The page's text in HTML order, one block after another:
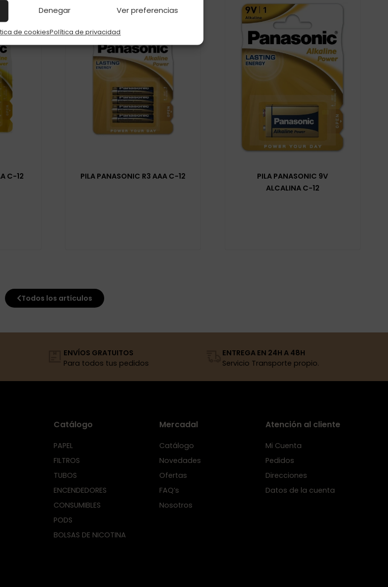
Denegar Ver preferencias
de cookiesPolítica de privacidad
C-12 PILA PANASONIC R3 AAA C-12
PILA PANASONIC 9V
ALCALINA C-12
Todos los artículos
ENVÍOS GRATUITOS
Para todos tus pedidos
ENTREGA EN 24H A 48H
Servicio Transporte propio.
Catálogo
PAPEL
FILTROS
TUBOS
ENCENDEDORES
CONSUMIBLES
PODS
BOLSAS DE NICOTINA
Mercadal
Catálogo
Novedades
Ofertas
FAQ’s
Nosotros
Atención al cliente
Mi Cuenta
Pedidos
Direcciones
Datos de la cuenta